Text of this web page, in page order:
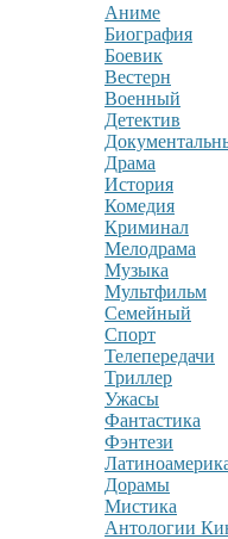
Аниме
Биография
Боевик
Вестерн
Военный
Детектив
Драма
История
Комедия
Криминал
Мелодрама
Музыка
Мультфильм
Семейный
Спорт
Телепередачи
Триллер
Ужасы
Фантастика
Фэнтези
Дорамы
Мистика
Антологии